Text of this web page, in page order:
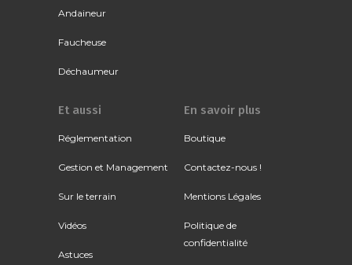
Andaineur
Faucheuse
Déchaumeur
Et aussi
Réglementation
Gestion et Management
Sur le terrain
Vidéos
Astuces
En savoir plus
Boutique
Contactez-nous !
Mentions Légales
Politique de
confidentialité